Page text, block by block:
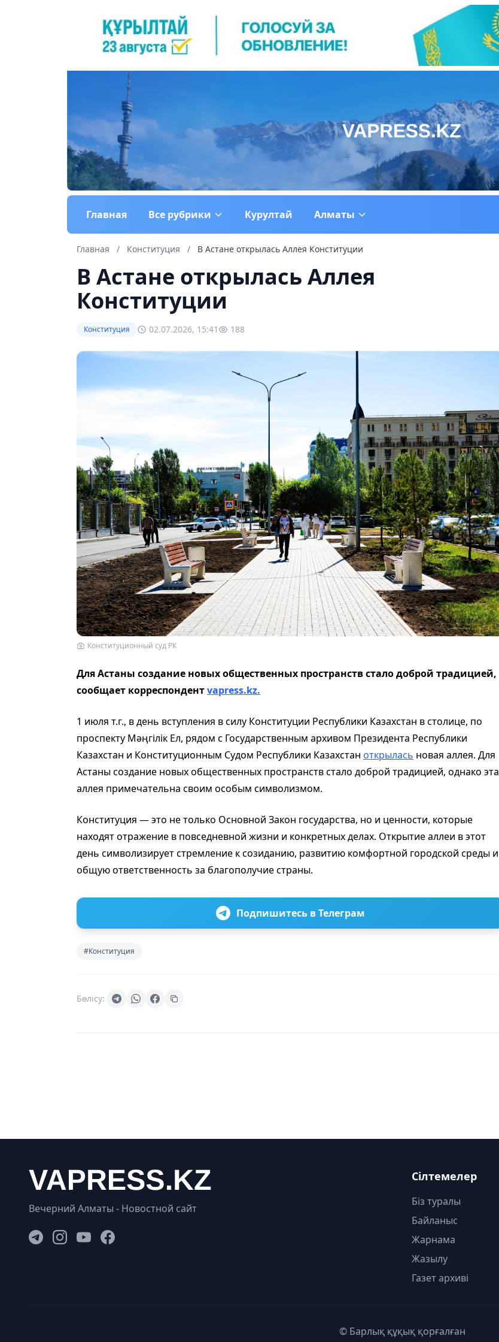
Главная Все рубрики Курултай Алматы
Главная / Конституция / В Астане открылась Аллея Конституции
В Астане открылась Аллея
Конституции
Конституция 02.07.2026, 15:41 188
Конституционный суд РК
Для Астаны создание новых общественных пространств стало доброй традицией,
сообщает корреспондентvapress.kz.
1 июля т.г., в день вступления в силу Конституции Республики Казахстан в столице, по
проспекту Мәңгілік Ел, рядом с Государственным архивом Президента Республики
Казахстан и Конституционным Судом Республики Казахстан открылась новая аллея. Для
Астаны создание новых общественных пространств стало доброй традицией, однако эта
аллея примечательна своим особым символизмом.
Конституция — это не только Основной Закон государства, но и ценности, которые
находят отражение в повседневной жизни и конкретных делах. Открытие аллеи в этот
день символизирует стремление к созиданию, развитию комфортной городской среды и
общую ответственность за благополучие страны.
Подпишитесь в Телеграм
#Конституция
Бөлісу:
Вечерний Алматы - Новостной сайт
Сілтемелер
Біз туралы
Байланыс
Жарнама
Жазылу
Газет архиві
© Барлық құқық қорғалған